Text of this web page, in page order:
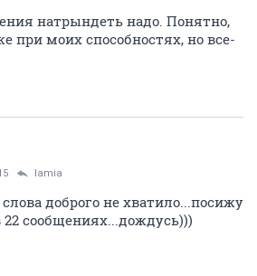
натрындеть надо. Понятно,
при моих способностях, но все-
lamia
доброго не хватило...посижу
сообщениях...дождусь)))